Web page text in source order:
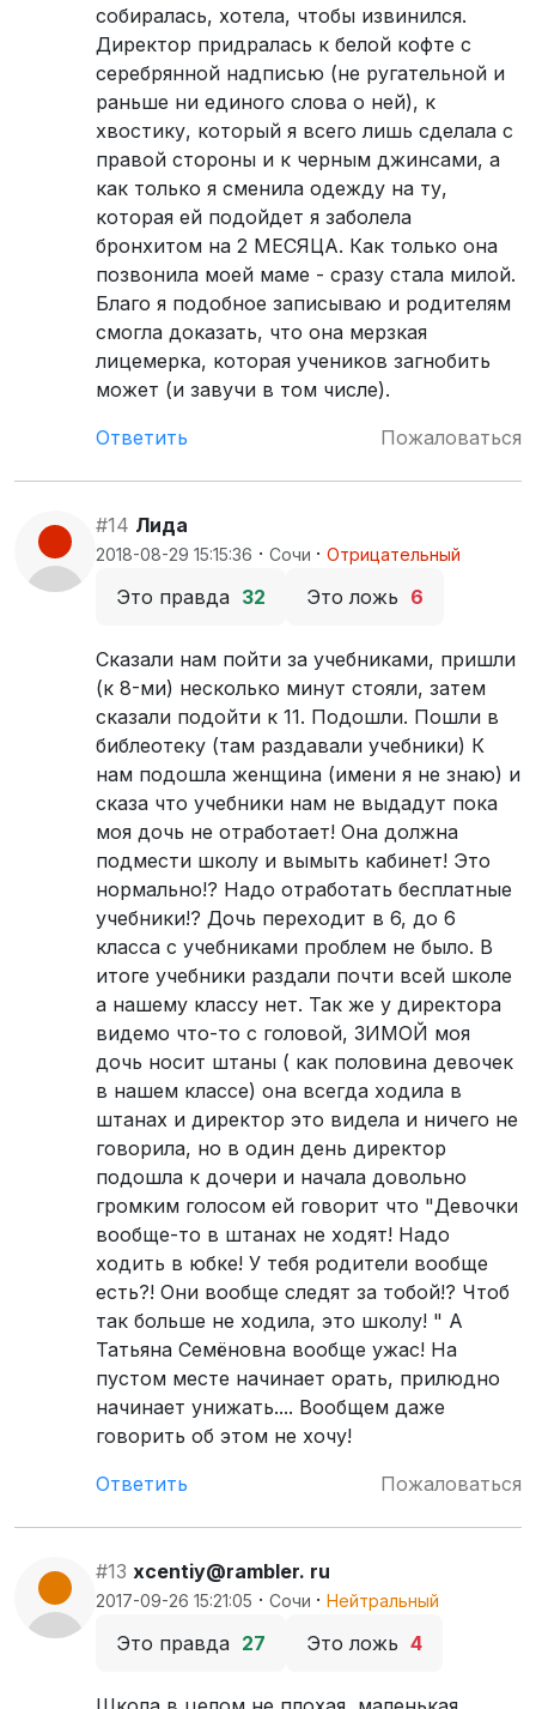
собиралась, хотела, чтобы извинился.
Директор придралась к белой кофте с
серебрянной надписью (не ругательной и
раньше ни единого слова о ней), к
хвостику, который я всего лишь сделала с
правой стороны и к черным джинсами, а
как только я сменила одежду на ту,
которая ей подойдет я заболела
бронхитом на 2 МЕСЯЦА. Как только она
позвонила моей маме - сразу стала милой.
Благо я подобное записываю и родителям
смогла доказать, что она мерзкая
лицемерка, которая учеников загнобить
может (и завучи в том числе).
Ответить
Пожаловаться
#14 Лида
2018-08-29 15:15:36 · Сочи · Отрицательный
Это правда 32 Это ложь 6
Сказали нам пойти за учебниками, пришли
(к 8-ми) несколько минут стояли, затем
сказали подойти к 11. Подошли. Пошли в
библеотеку (там раздавали учебники) К
нам подошла женщина (имени я не знаю) и
сказа что учебники нам не выдадут пока
моя дочь не отработает! Она должна
подмести школу и вымыть кабинет! Это
нормально!? Надо отработать бесплатные
учебники!? Дочь переходит в 6, до 6
класса с учебниками проблем не было. В
итоге учебники раздали почти всей школе
а нашему классу нет. Так же у директора
видемо что-то с головой, ЗИМОЙ моя
дочь носит штаны ( как половина девочек
в нашем классе) она всегда ходила в
штанах и директор это видела и ничего не
говорила, но в один день директор
подошла к дочери и начала довольно
громким голосом ей говорит что "Девочки
вообще-то в штанах не ходят! Надо
ходить в юбке! У тебя родители вообще
есть?! Они вообще следят за тобой!? Чтоб
так больше не ходила, это школу! " А
Татьяна Семёновна вообще ужас! На
пустом месте начинает орать, прилюдно
начинает унижать.... Вообщем даже
говорить об этом не хочу!
Ответить
Пожаловаться
#13 xcentiy@rambler. ru
2017-09-26 15:21:05 · Сочи · Нейтральный
Это правда 27 Это ложь 4